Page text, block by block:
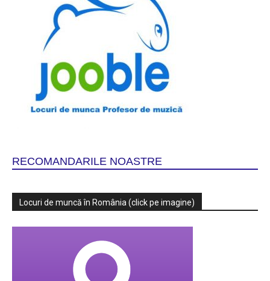
RECOMANDARILE NOASTRE
Locuri de muncă în România (click pe imagine)